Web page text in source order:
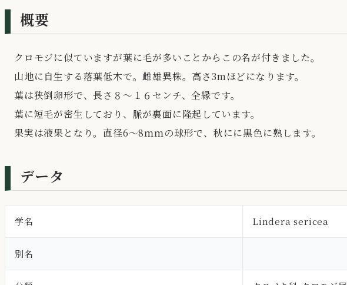
概要
クロモジに似ていますが葉に毛が多いことからこの名が付きました。
山地に自生する落葉低木で。雌雄異株。高さ3mほどになります。
葉は狭倒卵形で、長さ８～１６センチ、全縁です。
葉に短毛が密生しており、脈が裏面に隆起しています。
果実は液果となり。直径6～8ｍｍの球形で、秋にに黒色に熟します。
データ
学名 Lindera sericea
別名